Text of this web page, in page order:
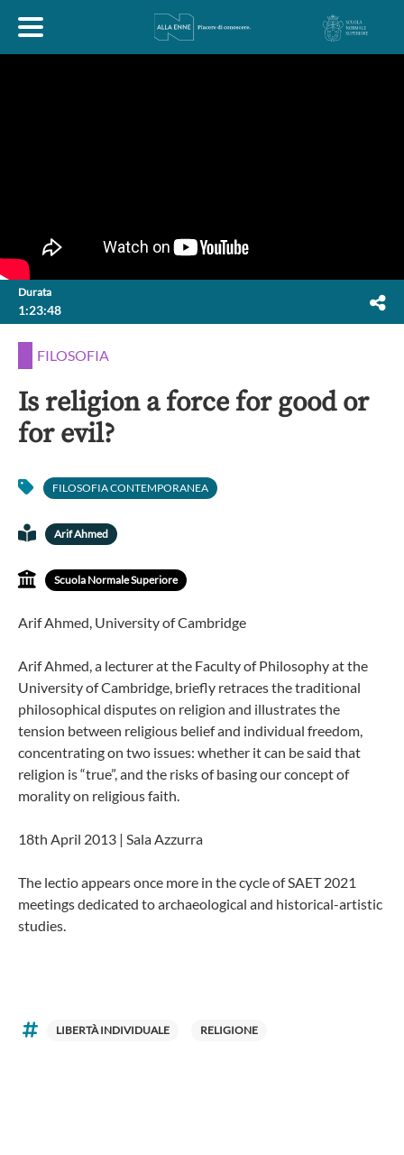
LETTERATURA
POLITICA
Durata
1:23:48
FILOSOFIA
Is religion a force for good or
for evil?
FILOSOFIA CONTEMPORANEA
Arif Ahmed
Scuola Normale Superiore
Arif Ahmed, University of Cambridge
Arif Ahmed, a lecturer at the Faculty of Philosophy at the
University of Cambridge, briefly retraces the traditional
philosophical disputes on religion and illustrates the
tension between religious belief and individual freedom,
concentrating on two issues: whether it can be said that
religion is “true”, and the risks of basing our concept of
morality on religious faith.
18th April 2013 | Sala Azzurra
The lectio appears once more in the cycle of SAET 2021
meetings dedicated to archaeological and historical-artistic
studies.
LIBERTÀ INDIVIDUALE RELIGIONE